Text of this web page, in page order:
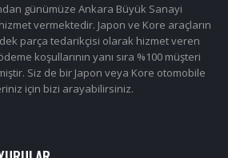
günümüze Ankara Büyük Sanayi
vermektedir. Japon ve Kore araçların
parça tedarikçisi olarak hizmet veren
koşullarının yanı sıra %100 müşteri
Siz de bir Japon veya Kore otomobile
için bizi arayabilirsiniz.